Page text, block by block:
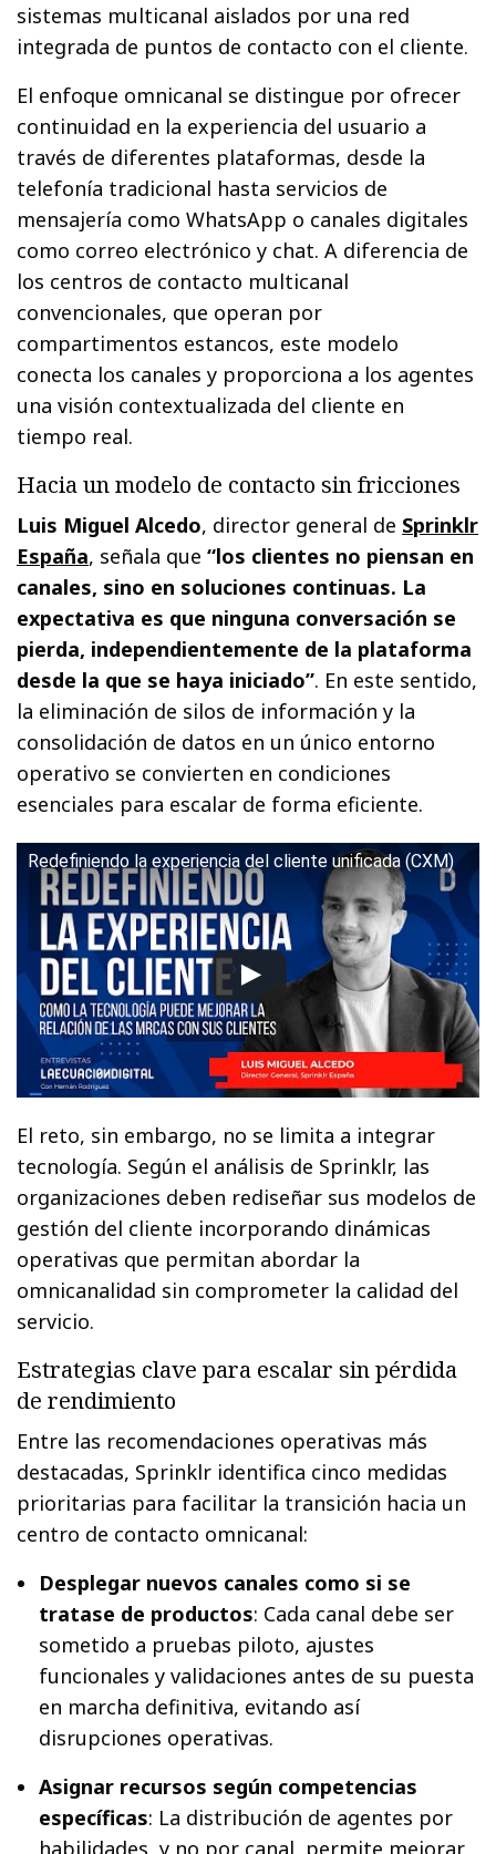
sistemas multicanal aislados por una red
integrada de puntos de contacto con el cliente.
El enfoque omnicanal se distingue por ofrecer
continuidad en la experiencia del usuario a
través de diferentes plataformas, desde la
telefonía tradicional hasta servicios de
mensajería como WhatsApp o canales digitales
como correo electrónico y chat. A diferencia de
los centros de contacto multicanal
convencionales, que operan por
compartimentos estancos, este modelo
conecta los canales y proporciona a los agentes
una visión contextualizada del cliente en
tiempo real.
Hacia un modelo de contacto sin fricciones
Luis Miguel Alcedo, director general de Sprinklr
España, señala que“los clientes no piensan en
canales, sino en soluciones continuas. La
expectativa es que ninguna conversación se
pierda, independientemente de la plataforma
desde la que se haya iniciado”. En este sentido,
la eliminación de silos de información y la
consolidación de datos en un único entorno
operativo se convierten en condiciones
esenciales para escalar de forma eficiente.
Redefiniendo la experiencia del cliente unificada (CXM)
Ver este vídeo en YouTube
El reto, sin embargo, no se limita a integrar
tecnología. Según el análisis de Sprinklr, las
organizaciones deben rediseñar sus modelos de
gestión del cliente incorporando dinámicas
operativas que permitan abordar la
omnicanalidad sin comprometer la calidad del
servicio.
Estrategias clave para escalar sin pérdida
de rendimiento
Entre las recomendaciones operativas más
destacadas, Sprinklr identifica cinco medidas
prioritarias para facilitar la transición hacia un
centro de contacto omnicanal:
Desplegar nuevos canales como si se
tratase de productos: Cada canal debe ser
sometido a pruebas piloto, ajustes
funcionales y validaciones antes de su puesta
en marcha definitiva, evitando así
disrupciones operativas.
Asignar recursos según competencias
específicas: La distribución de agentes por
habilidades, y no por canal, permite mejorar